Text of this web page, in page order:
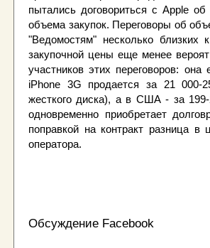
пытались договориться с Apple
объема закупок. Переговоры об
"Ведомостям" несколько
закупочной цены еще менее
участников этих переговоров:
iPhone 3G продается за 21 000-
жесткого диска), а в США - за
одновременно приобретает
поправкой на контракт разница в
оператора.
Обсуждение Facebook